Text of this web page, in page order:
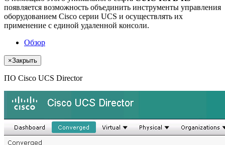
появляется возможность объединить инструменты управления
оборудованием Cisco серии UCS и осуществлять их
применение с единой удаленной консоли.
Обзор
×Закрыть
ПО Cisco UCS Director